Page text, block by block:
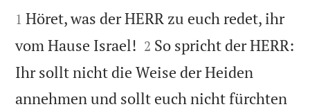


1 Höret, was der HERR zu euch redet, ihr
vom Hause Israel! 

2 So spricht der HERR:
Ihr sollt nicht die Weise der Heiden
annehmen und sollt euch nicht fürchten